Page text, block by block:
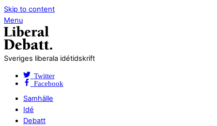
Skip to content
Menu
Sveriges liberala idétidskrift
Twitter
Facebook
Samhälle
Idé
Debatt